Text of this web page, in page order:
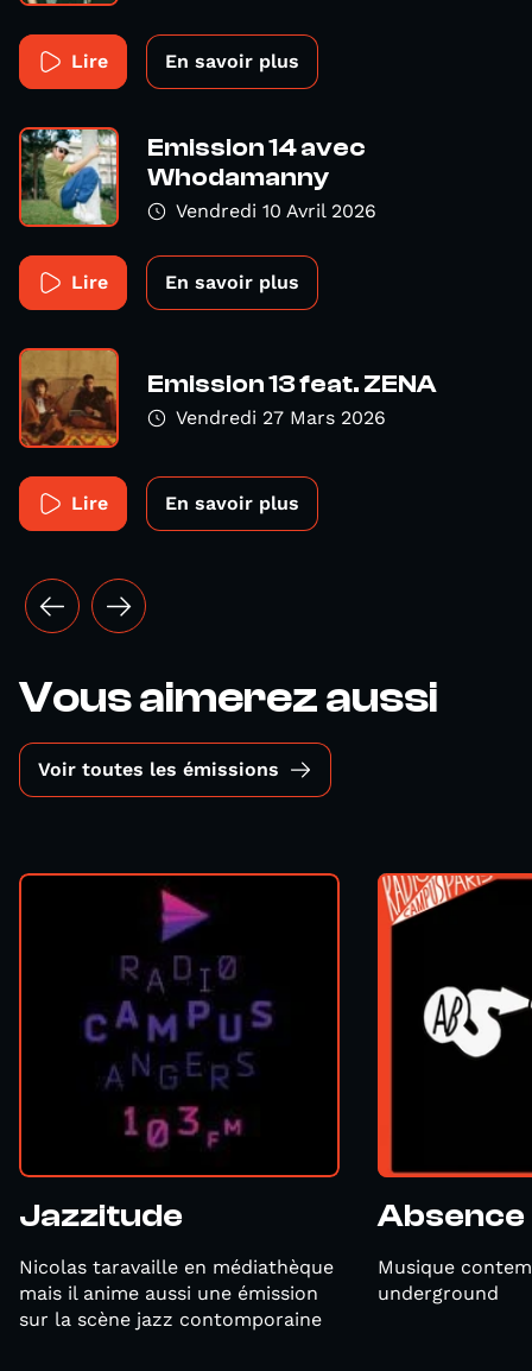
Lire En savoir plus
Emission 14 avec
Whodamanny
Vendredi 10 Avril 2026
Lire En savoir plus
Emission 13 feat. ZENA
Vendredi 27 Mars 2026
Lire En savoir plus
Vous aimerez aussi
Voir toutes les émissions
Jazzitude
Nicolas taravaille en médiathèque
mais il anime aussi une émission
sur la scène jazz contomporaine
Absence
Musique
underground